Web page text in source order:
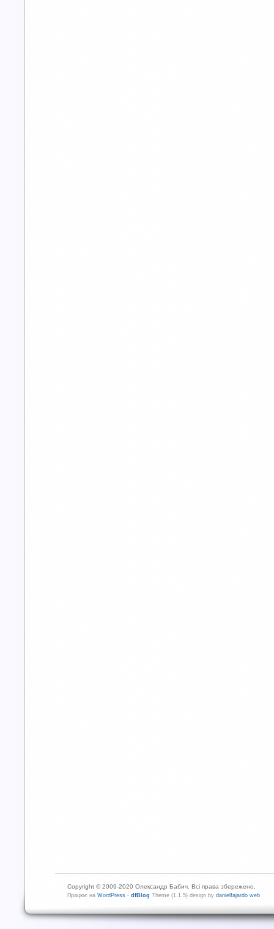
Copyright © 2009-2020 Олександр Бабич. Всі права збережено.
Працює на WordPress - dfBlog Theme (1.1.5) design by danielfajardo web